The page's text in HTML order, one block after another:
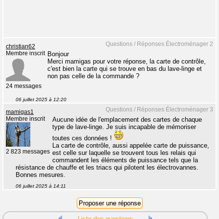
Questions / Réponses Électroménager 2
christian62
Membre inscrit
24 messages
Bonjour
Merci mamigas pour votre réponse, la carte de contrôle,
c'est bien la carte qui se trouve en bas du lave-linge et
non pas celle de la commande ?
06 juillet 2025 à 12:20
Questions / Réponses Électroménager 3
mamigas1
Membre inscrit
2 823 messages
Aucune idée de l'emplacement des cartes de chaque
type de lave-linge. Je suis incapable de mémoriser
toutes ces données !
La carte de contrôle, aussi appelée carte de puissance,
est celle sur laquelle se trouvent tous les relais qui
commandent les éléments de puissance tels que la
résistance de chauffe et les triacs qui pilotent les électrovannes.
Bonnes mesures.
06 juillet 2025 à 14:11